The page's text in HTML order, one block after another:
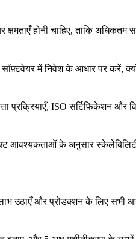
होनी चाहिए, ताकि
में निवेश के आधार पर करें,
ISO सर्टिफिकेशन और विस्तृत
आवश्यकताओं के अनुसार
उठाएँ और प्रोडक्शन के लिए सभी